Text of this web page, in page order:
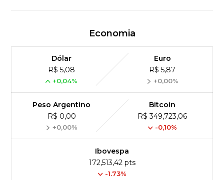
Economia
Dólar
R$ 5,08
+0,04%
Euro
R$ 5,87
+0,00%
Peso Argentino
R$ 0,00
+0,00%
Bitcoin
R$ 349,723,06
-0,10%
Ibovespa
172,513,42 pts
-1.73%